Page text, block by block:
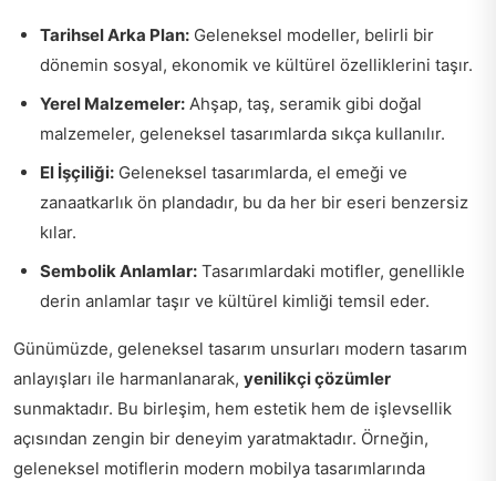
Tarihsel Arka Plan: Geleneksel modeller, belirli bir
dönemin sosyal, ekonomik ve kültürel özelliklerini taşır.
Yerel Malzemeler: Ahşap, taş, seramik gibi doğal
malzemeler, geleneksel tasarımlarda sıkça kullanılır.
El İşçiliği: Geleneksel tasarımlarda, el emeği ve
zanaatkarlık ön plandadır, bu da her bir eseri benzersiz
kılar.
Sembolik Anlamlar: Tasarımlardaki motifler, genellikle
derin anlamlar taşır ve kültürel kimliği temsil eder.
Günümüzde, geleneksel tasarım unsurları modern tasarım
anlayışları ile harmanlanarak, yenilikçi çözümler
sunmaktadır. Bu birleşim, hem estetik hem de işlevsellik
açısından zengin bir deneyim yaratmaktadır. Örneğin,
geleneksel motiflerin modern mobilya tasarımlarında